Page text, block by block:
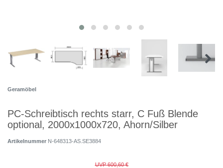
Geramöbel
PC-Schreibtisch rechts starr, C Fuß Blende
optional, 2000x1000x720, Ahorn/Silber
Artikelnummer N-648313-AS.SE3884
UVP 600,60 €